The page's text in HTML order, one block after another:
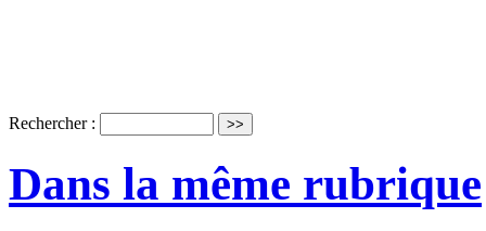
Rechercher :
Dans la même rubrique